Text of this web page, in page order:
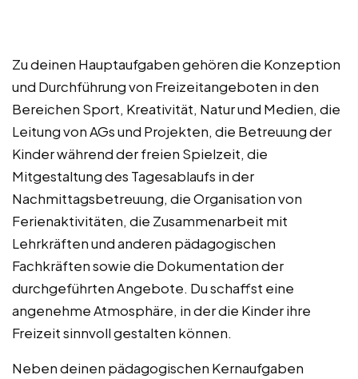
Zu deinen Hauptaufgaben gehören die Konzeption
und Durchführung von Freizeitangeboten in den
Bereichen Sport, Kreativität, Natur und Medien, die
Leitung von AGs und Projekten, die Betreuung der
Kinder während der freien Spielzeit, die
Mitgestaltung des Tagesablaufs in der
Nachmittagsbetreuung, die Organisation von
Ferienaktivitäten, die Zusammenarbeit mit
Lehrkräften und anderen pädagogischen
Fachkräften sowie die Dokumentation der
durchgeführten Angebote. Du schaffst eine
angenehme Atmosphäre, in der die Kinder ihre
Freizeit sinnvoll gestalten können.
Neben deinen pädagogischen Kernaufgaben